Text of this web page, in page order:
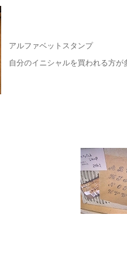
アルファベットスタンプ
自分のイニシャルを買われる方が